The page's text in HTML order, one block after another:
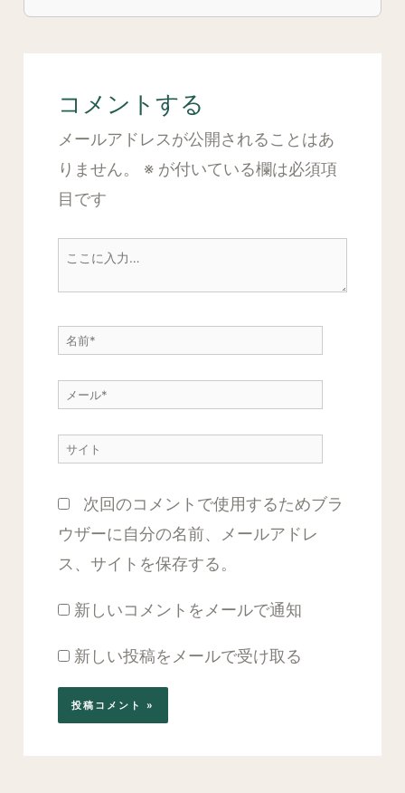
コメントする
メールアドレスが公開されることはあ
りません。
※ が付いている欄は必須項
目です
こ
入
名
メ
ル
サ
ト
次回のコメントで使用するためブラ
ウザーに自分の名前、メールアドレ
ス、サイトを保存する。
新しいコメントをメールで通知
新しい投稿をメールで受け取る